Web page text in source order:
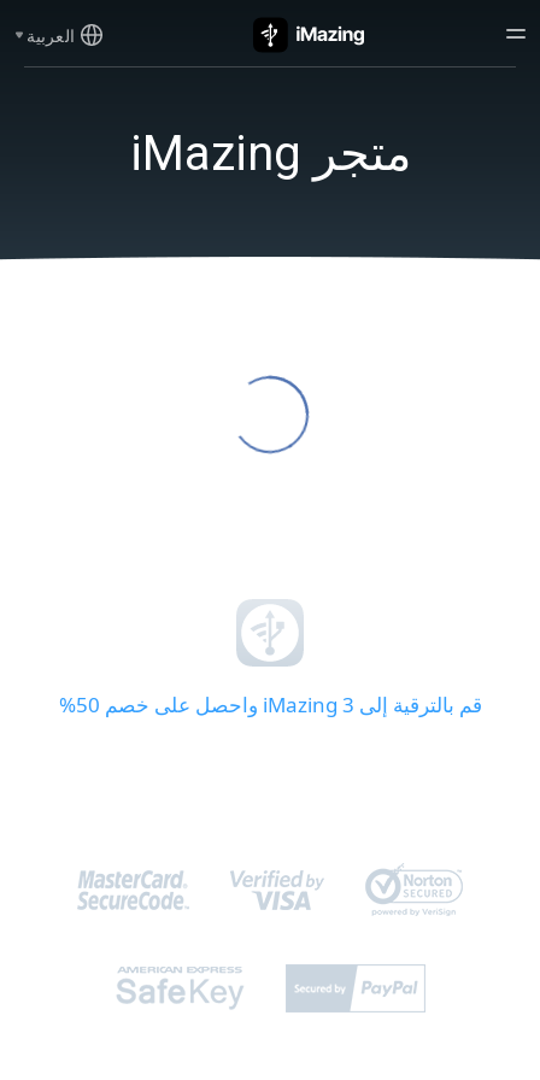
العربية
متجر iMazing
قم بالترقية إلى iMazing 3 واحصل على خصم 50%